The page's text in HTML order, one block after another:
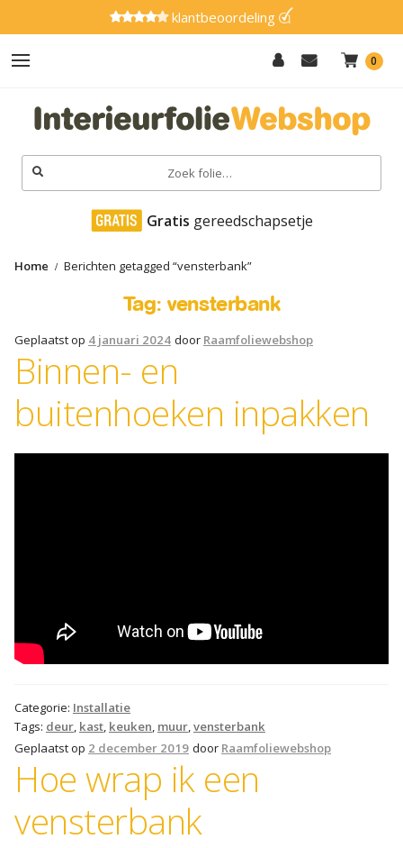
klantbeoordeling
0
Zoeken
naar:
Hout
Effen
Marmer
Glitter
Textiel
Gereedschap
SALE
Gratis gereedschapsetje
Home Berichten getagged “vensterbank”
Tag:vensterbank
Geplaatst op 4 januari 2024 door Raamfoliewebshop
Binnen- en
buitenhoeken inpakken
Categorie: Installatie
Tags: deur kast keuken muur vensterbank
Geplaatst op 2 december 2019 door Raamfoliewebshop
Hoe wrap ik een
vensterbank